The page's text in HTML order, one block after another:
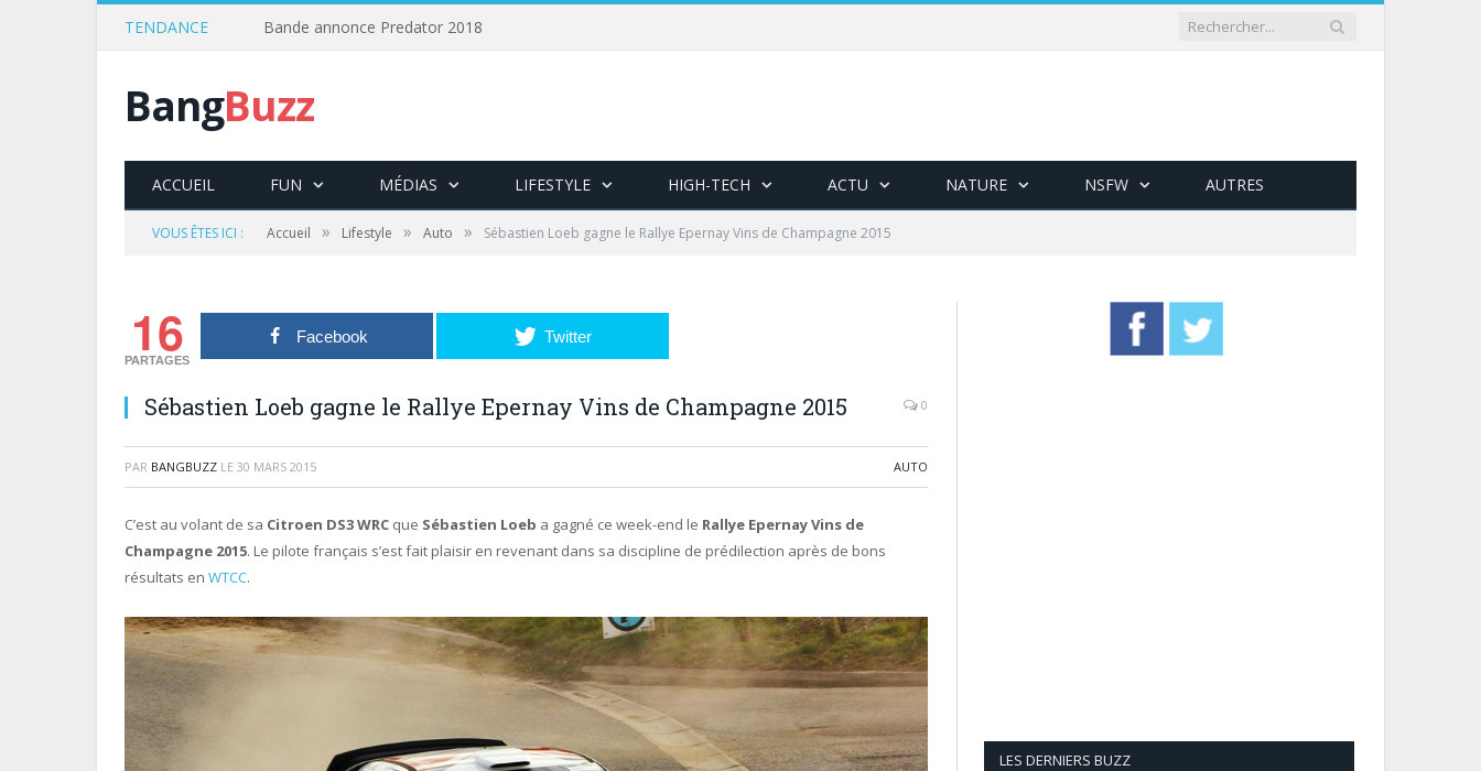
TENDANCE Bande annonce Predator 2018
BangBuzz
ACCUEIL FUN MÉDIAS LIFESTYLE HIGH-TECH ACTU NATURE NSFW AUTRES
VOUS ÊTES ICI : Accueil » Lifestyle » Auto » Sébastien Loeb gagne le Rallye Epernay Vins de Champagne 2015
16
PARTAGES
Facebook Twitter
Sébastien Loeb gagne le Rallye Epernay Vins de Champagne 2015 0
PAR BANGBUZZ LE 30 MARS 2015 AUTO
C’est au volant de sa Citroen DS3 WRC que Sébastien Loeb a gagné ce week-end le Rallye Epernay Vins de
Champagne 2015. Le pilote français s’est fait plaisir en revenant dans sa discipline de prédilection après de bons
résultats en WTCC.
LES DERNIERS BUZZ